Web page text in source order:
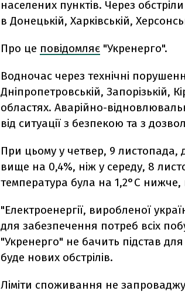
населених пунктів. Через
в Донецькій, Харківській,
Про це повідомляє "Укренерго".
Водночас через технічні
Дніпропетровській, Запорізькій,
областях. Аварійно-
від ситуації з безпекою та з
При цьому у четвер, 9
вище на 0,4%, ніж у середу, 8
температура була на 1,2°C
"Електроенергії, виробленої
для забезпечення потреб всіх
"Укренерго" не бачить підстав
буде нових обстрілів.
Ліміти споживання не